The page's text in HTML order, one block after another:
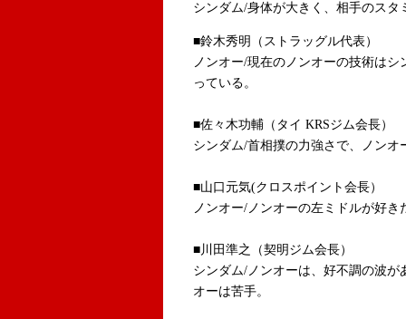
シンダム/身体が大きく、相手のスタ
■鈴木秀明（ストラッグル代表）
ノンオー/現在のノンオーの技術は
っている。
■佐々木功輔（タイ KRSジム会長）
シンダム/首相撲の力強さで、ノンオ
■山口元気(クロスポイント会長）
ノンオー/ノンオーの左ミドルが好き
■川田準之（契明ジム会長）
シンダム/ノンオーは、好不調の波
オーは苦手。